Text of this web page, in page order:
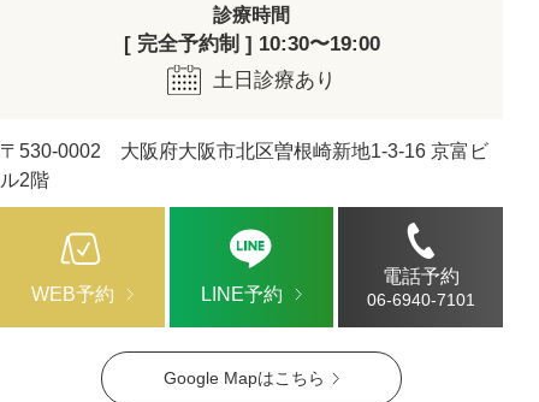
Google Mapはこちら
診療時間
[ 完全予約制 ] 10:30〜19:00
土日診療あり
〒530-0002 大阪府大阪市北区曽根崎新地1-3-16 京富ビ
ル2階
WEB予約 LINE予約
電話予約
06-6940-7101